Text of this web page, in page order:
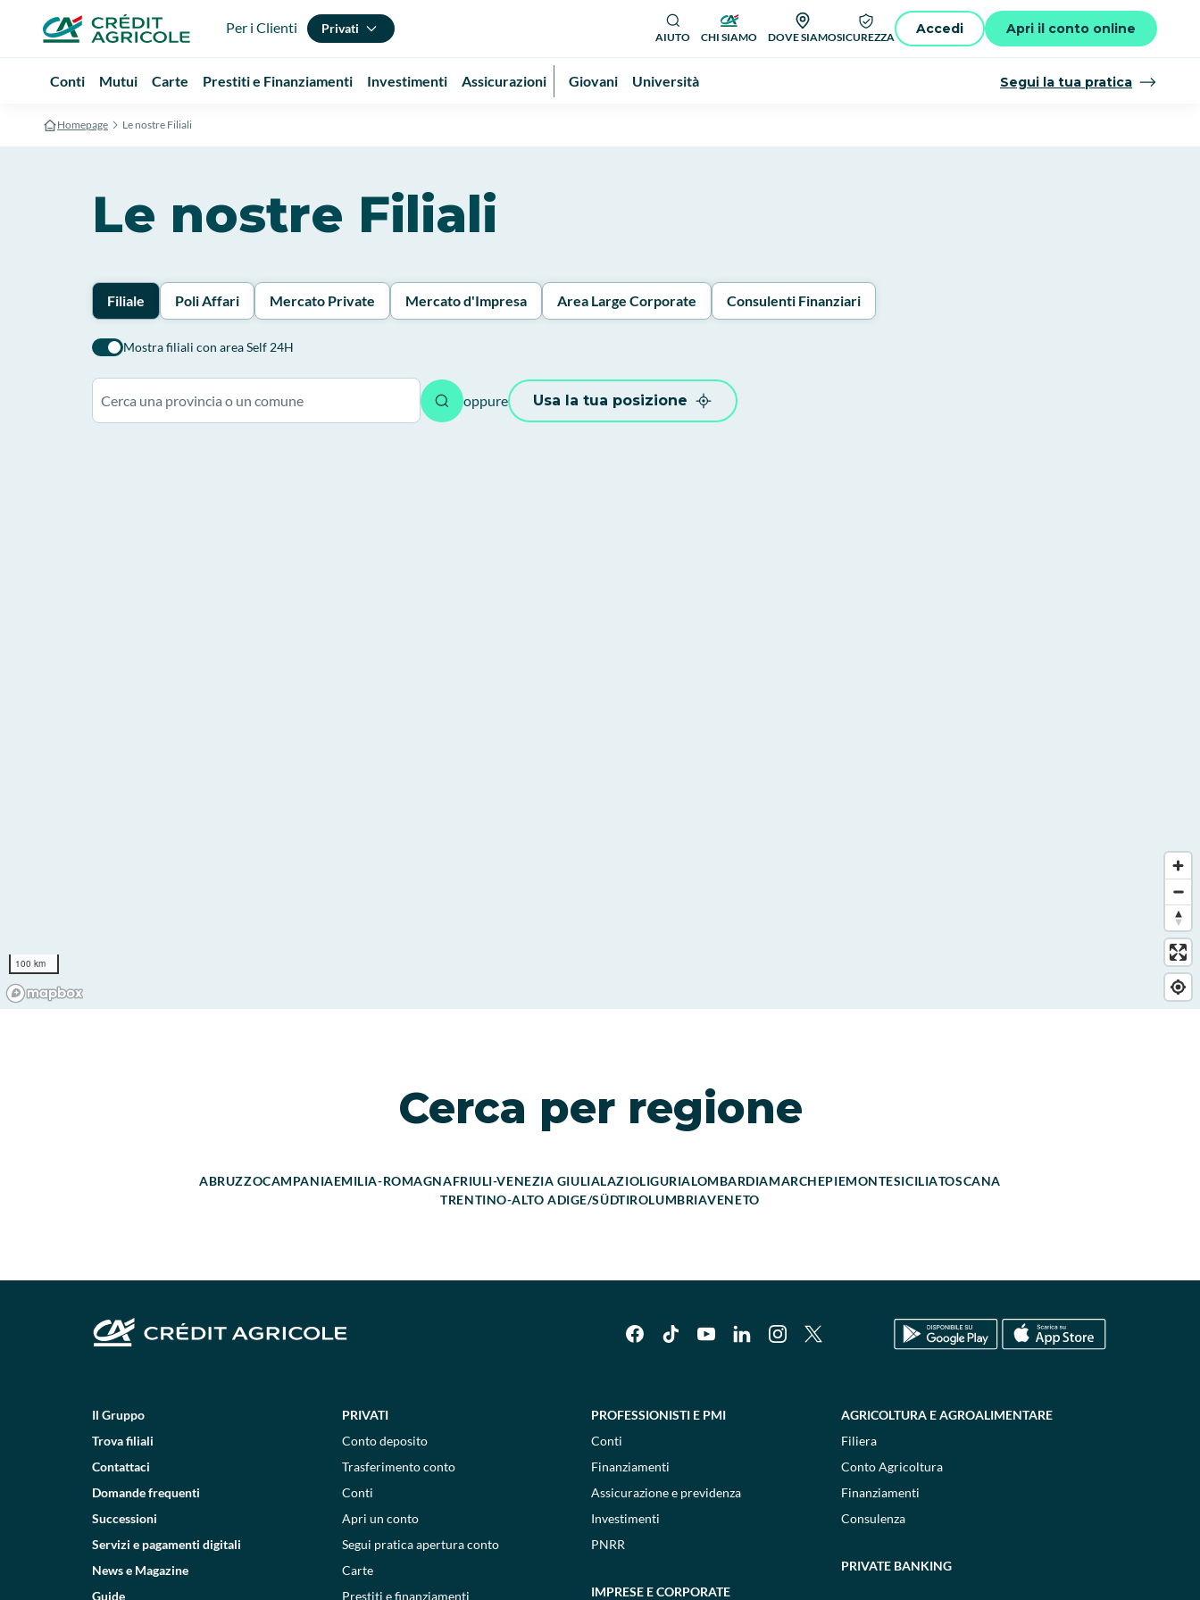
Per i Clienti Privati
AIUTO CHI SIAMO DOVE SIAMOSICUREZZA
Accedi Apri il conto online
Conti Mutui Carte Prestiti e Finanziamenti Investimenti Assicurazioni Giovani Università Segui la tua pratica
Homepage Le nostre Filiali
Le nostre Filiali
Filiale Poli Affari Mercato Private Mercato d'Impresa Area Large Corporate Consulenti Finanziari
Mostra filiali con area Self 24H
oppure Usa la tua posizione
100 km
Cerca per regione
ABRUZZOCAMPANIAEMILIA-ROMAGNAFRIULI-VENEZIA GIULIALAZIOLIGURIALOMBARDIAMARCHEPIEMONTESICILIATOSCANA
TRENTINO-ALTO ADIGE/SÜDTIROLUMBRIAVENETO
Il Gruppo
Trova filiali
Contattaci
Domande frequenti
Successioni
Servizi e pagamenti digitali
News e Magazine
Guide
PRIVATI
Conto deposito
Trasferimento conto
Conti
Apri un conto
Segui pratica apertura conto
Carte
Prestiti e finanziamenti
PROFESSIONISTI E PMI
Conti
Finanziamenti
Assicurazione e previdenza
Investimenti
PNRR
IMPRESE E CORPORATE
AGRICOLTURA E AGROALIMENTARE
Filiera
Conto Agricoltura
Finanziamenti
Consulenza
PRIVATE BANKING